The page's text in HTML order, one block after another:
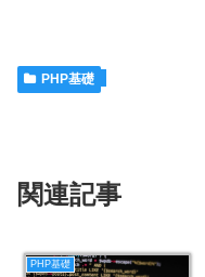
PHP基礎
関連記事
PHP基礎